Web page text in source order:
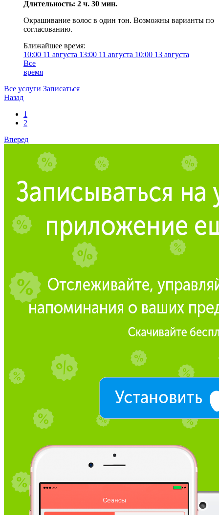
Длительность: 2 ч. 30 мин.
Окрашивание волос в один тон. Возможны варианты по
согласованию.
Ближайшее время:
10:00 11 августа 13:00 11 августа 10:00 13 августа
Все
время
Все услуги Записаться
Назад
1
2
Вперед